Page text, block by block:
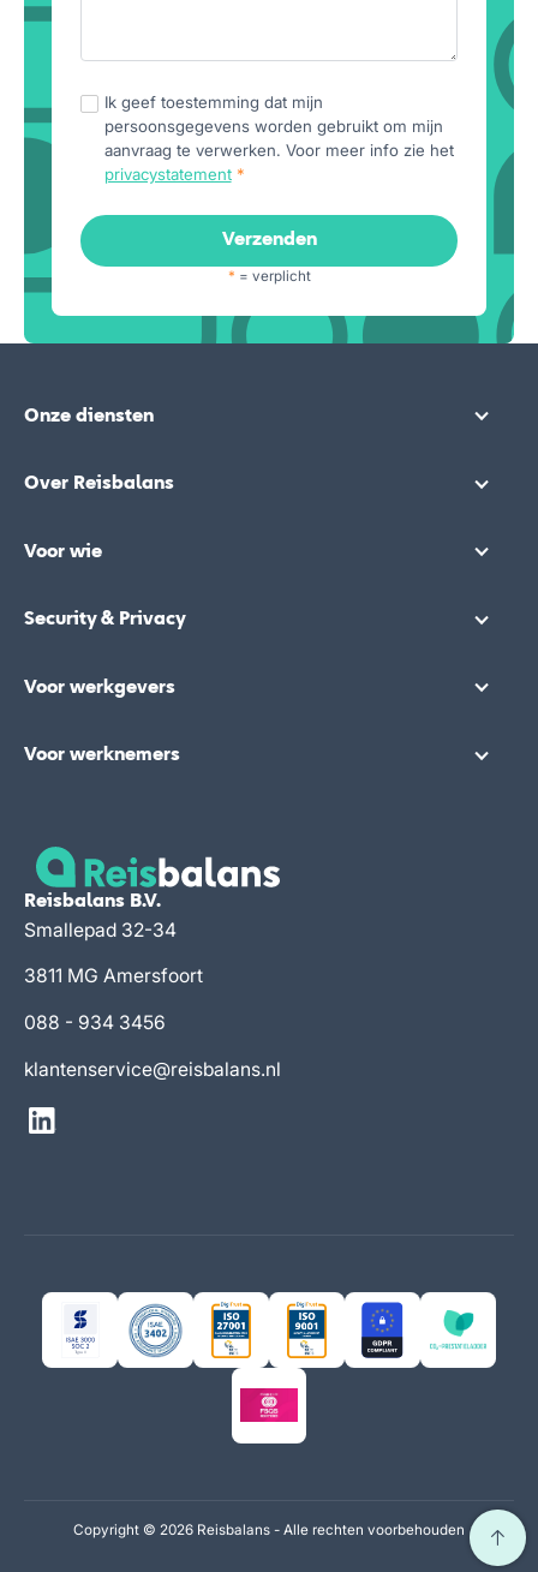
Ik geef toestemming dat mijn
persoonsgegevens worden gebruikt om mijn
aanvraag te verwerken. Voor meer info zie het
privacystatement *
* = verplicht
Onze diensten
Over Reisbalans
Voor wie
Security & Privacy
Voor werkgevers
Voor werknemers
Reisbalans B.V.
Smallepad 32-34
088 - 934 3456
3811 MG Amersfoort
klantenservice@reisbalans.nl
Copyright © 2026 Reisbalans - Alle rechten voorbehouden